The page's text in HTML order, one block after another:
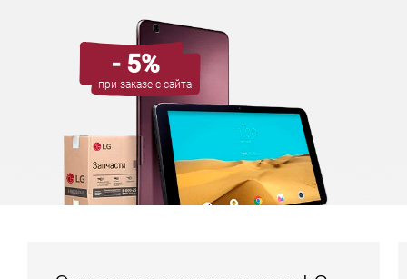
- 5%
при заказе с сайта